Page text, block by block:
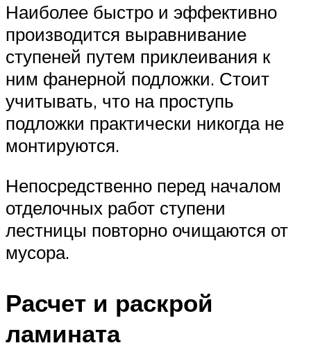
Наиболее быстро и эффективно
производится выравнивание
ступеней путем приклеивания к
ним фанерной подложки. Стоит
учитывать, что на проступь
подложки практически никогда не
монтируются.
Непосредственно перед началом
отделочных работ ступени
лестницы повторно очищаются от
мусора.
Расчет и раскрой
ламината